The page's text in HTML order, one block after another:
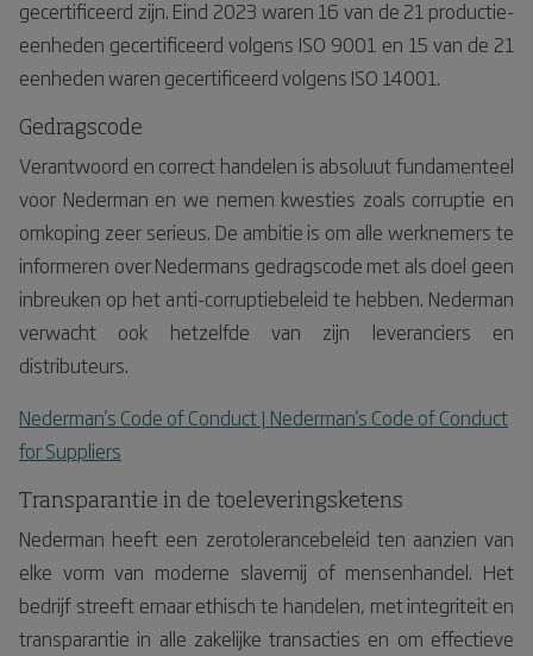
gecertificeerd zijn. Eind 2023 waren 16 van de 21 productie-
eenheden gecertificeerd volgens ISO 9001 en 15 van de 21
eenheden waren gecertificeerd volgens ISO 14001.
Gedragscode
Verantwoord en correct handelen is absoluut fundamenteel
voor Nederman en we nemen kwesties zoals corruptie en
omkoping zeer serieus. De ambitie is om alle werknemers te
informeren over Nedermans gedragscode met als doel geen
inbreuken op het anti-corruptiebeleid te hebben. Nederman
verwacht ook hetzelfde van zijn leveranciers en
distributeurs.
Nederman's Code of Conduct | Nederman's Code of Conduct
for Suppliers
Transparantie in de toeleveringsketens
Nederman heeft een zerotolerancebeleid ten aanzien van
elke vorm van moderne slavernij of mensenhandel. Het
bedrijf streeft ernaar ethisch te handelen, met integriteit en
transparantie in alle zakelijke transacties en om effectieve